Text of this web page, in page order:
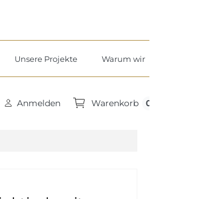
Unsere Projekte Warum wir
Anmelden Warenkorb 0